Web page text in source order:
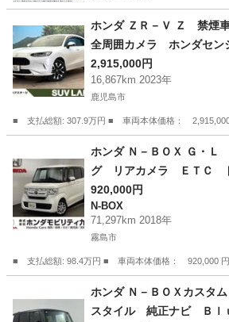
ホンダ ＺＲ－Ｖ Ｚ 禁煙
全周囲カメラ ホンダセ
ーズ 電動リアゲート ド
サー スマートキー ＬＥ
０ 車線逸脱警報 オート
2,915,000円
16,867km 2023年
鹿児島市
■ 支払総額: 307.9万円 ■ 車両本体価格：
鹿児島市 ホンダ
ホンダ Ｎ－ＢＯＸ Ｇ・
グ リアカメラ ＥＴＣ
ＣＯＮ ＬＥＤヘッド ス
タート 横滑防止装置 ナ
ン ＵＳＢポート エアバ
920,000円
N-BOX
71,297km 2018年
霧島市
■ 支払総額: 98.4万円 ■ 車両本体価格：
N-BOX
ホンダ Ｎ－ＢＯＸカスタ
スタイル 純正ナビ Ｂｌ